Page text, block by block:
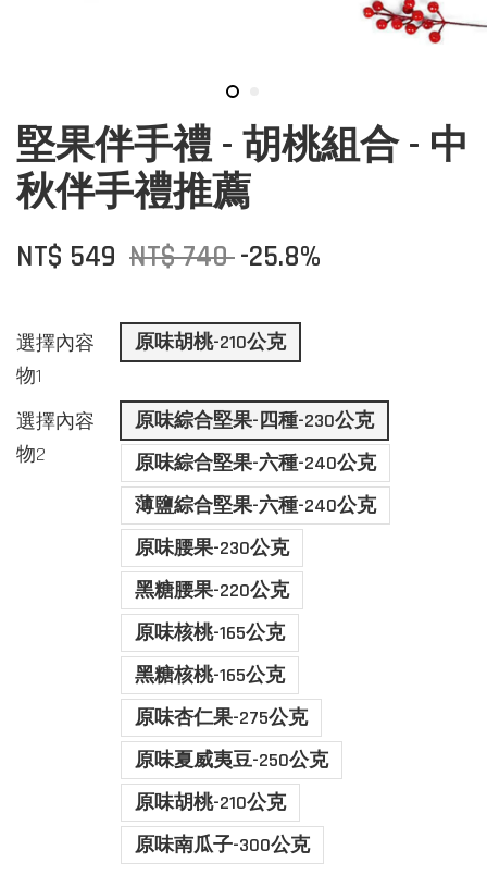
堅果伴手禮 - 胡桃組合 - 中
秋伴手禮推薦
NT$ 549 NT$ 740-25.8%
選擇內容
物1
原味胡桃-210公克
選擇內容
物2
原味綜合堅果-四種-230公克
原味綜合堅果-六種-240公克
薄鹽綜合堅果-六種-240公克
原味腰果-230公克
黑糖腰果-220公克
原味核桃-165公克
黑糖核桃-165公克
原味杏仁果-275公克
原味夏威夷豆-250公克
原味胡桃-210公克
原味南瓜子-300公克